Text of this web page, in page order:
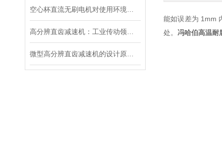
能如误差为 1mm
处。 冯哈伯高温耐